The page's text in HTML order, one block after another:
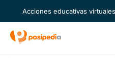
Acciones educativas